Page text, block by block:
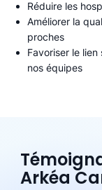
Réduire les
Améliorer la
proches
Favoriser le
nos équipes
Arkéa